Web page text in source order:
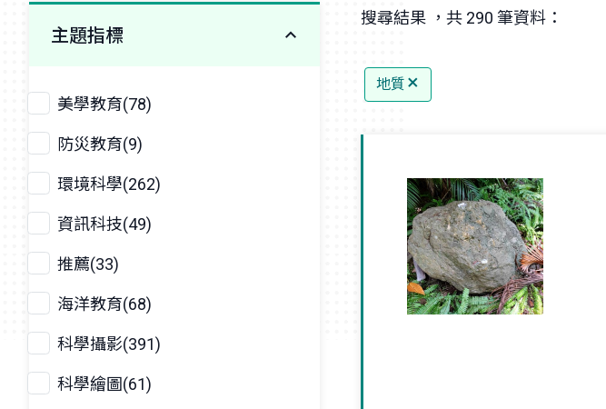
主題指標
美學教育(78)
防災教育(9)
環境科學(262)
資訊科技(49)
推薦(33)
海洋教育(68)
科學攝影(391)
科學繪圖(61)
搜尋結果 ，共 290 筆資料：
地質